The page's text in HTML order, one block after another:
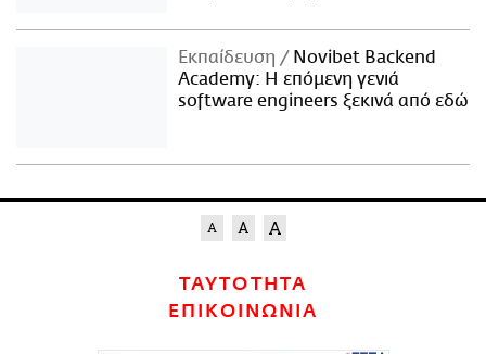
Εκπαίδευση
Novibet Backend
Academy: Η επόμενη γενιά
software engineers ξεκινά από εδώ
ΤΑΥΤΟΤΗΤΑ
ΕΠΙΚΟΙΝΩΝΙΑ